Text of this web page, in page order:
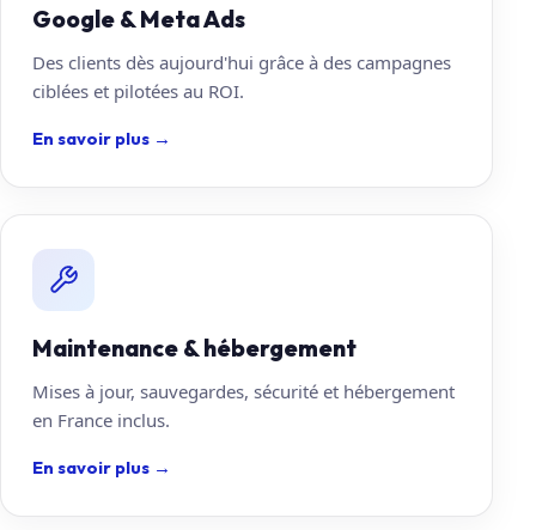
Google & Meta Ads
Des clients dès aujourd'hui grâce à des campagnes
ciblées et pilotées au ROI.
En savoir plus →
Maintenance & hébergement
Mises à jour, sauvegardes, sécurité et hébergement
en France inclus.
En savoir plus →